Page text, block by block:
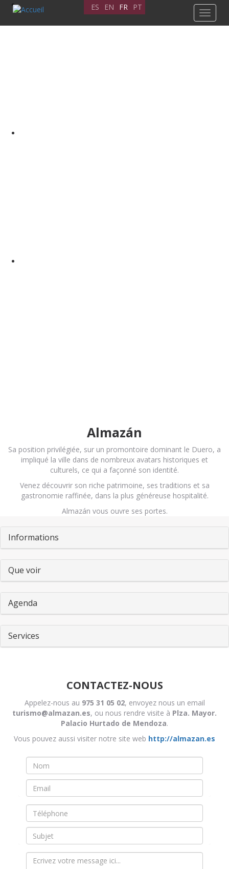
Aller
contenu
Toggle
ES EN FR PT
Almazán
Sa position privilégiée, sur un promontoire dominant le Duero, a
impliqué la ville dans de nombreux avatars historiques et
culturels, ce qui a façonné son identité.
Venez découvrir son riche patrimoine, ses traditions et sa
gastronomie raffinée, dans la plus généreuse hospitalité.
Almazán vous ouvre ses portes.
Pestañas
Informations
Que voir
Agenda
Services
CONTACTEZ-NOUS
Appelez-nous au 975 31 05 02, envoyez nous un email
turismo@almazan.es, ou nous rendre visite à Plza. Mayor.
Palacio Hurtado de Mendoza.
Vous pouvez aussi visiter notre site web http://almazan.es
Nombre
Teléfono